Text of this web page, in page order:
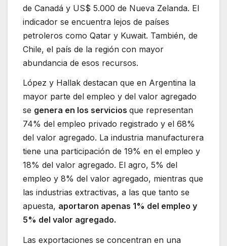
de Canadá y US$ 5.000 de Nueva Zelanda. El
indicador se encuentra lejos de países
petroleros como Qatar y Kuwait. También, de
Chile, el país de la región con mayor
abundancia de esos recursos.
López y Hallak destacan que en Argentina la
mayor parte del empleo y del valor agregado
se genera en los servicios que representan
74% del empleo privado registrado y el 68%
del valor agregado. La industria manufacturera
tiene una participación de 19% en el empleo y
18% del valor agregado. El agro, 5% del
empleo y 8% del valor agregado, mientras que
las industrias extractivas, a las que tanto se
apuesta, aportaron apenas 1% del empleo y
5% del valor agregado.
Las exportaciones se concentran en una